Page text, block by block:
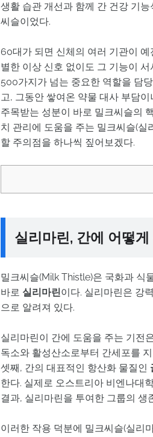
생활 습관 개선과 함께 간 건강 기
씨슬이었다.
60대가 되면 신체의 여러 기관이
별한 이상 신호 없이도 그 기능이
500가지가 넘는 중요한 역할을 담
고, 그동안 쌓여온 약물 대사 부담
주목받는 성분이 바로 밀크씨슬의
치 관리에 도움을 주는 밀크씨슬(
할 주의점을 하나씩 짚어보겠다.
실리마린, 간에 어떻
밀크씨슬(Milk Thistle)은 국화과 식
바로 실리마린이다. 실리마린은 강
으로 알려져 있다.
실리마린이 간에 도움을 주는 기전
독소와 활성산소로부터 간세포를
셋째, 간의 대표적인 항산화 물질인
한다. 실제로 오스트리아 비엔나대
결과, 실리마린을 투여한 그룹의 생
이러한 작용 덕분에 밀크씨슬(실리